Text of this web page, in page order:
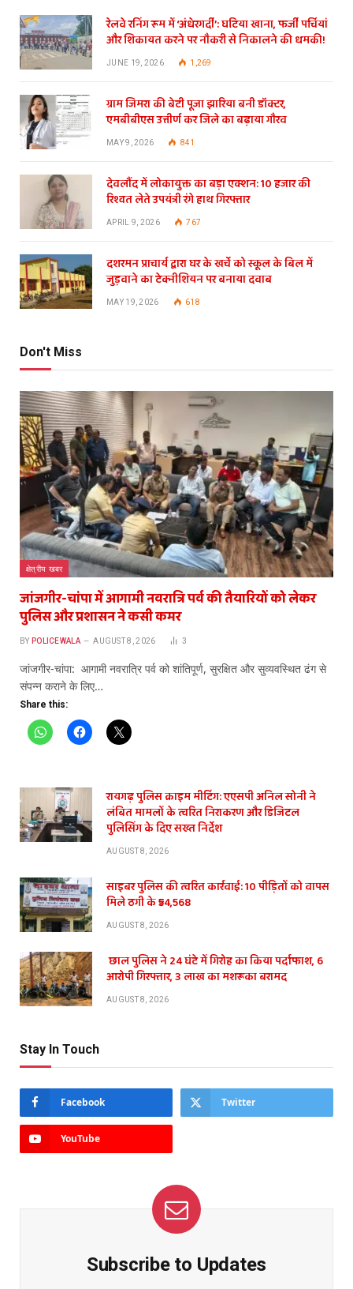
रेलवे रनिंग रूम में ‘अंधेरगर्दी’: घटिया खाना, फर्जी पर्चियां
और शिकायत करने पर नौकरी से निकालने की धमकी!
JUNE 19, 2026 1,269
ग्राम जिमरा की बेटी पूजा झारिया बनी डॉक्टर,
एमबीबीएस उत्तीर्ण कर जिले का बढ़ाया गौरव
MAY 9, 2026 841
देवलौंद में लोकायुक्त का बड़ा एक्शन: 10 हजार की
रिश्वत लेते उपयंत्री रंगे हाथ गिरफ्तार
APRIL 9, 2026 767
दशरमन प्राचार्य द्वारा घर के खर्चे को स्कूल के बिल में
जुड़वाने का टेक्नीशियन पर बनाया दवाब
MAY 19, 2026 618
Don't Miss
क्षेत्रीय खबर
जांजगीर-चांपा में आगामी नवरात्रि पर्व की तैयारियों को लेकर
पुलिस और प्रशासन ने कसी कमर
BY POLICEWALA AUGUST 8, 2026 3
​जांजगीर-चांपा: आगामी नवरात्रि पर्व को शांतिपूर्ण, सुरक्षित और सुव्यवस्थित ढंग से
संपन्न कराने के लिए…
Share this:
रायगढ़ पुलिस क्राइम मीटिंग: एएसपी अनिल सोनी ने
लंबित मामलों के त्वरित निराकरण और डिजिटल
पुलिसिंग के दिए सख्त निर्देश
AUGUST 8, 2026
साइबर पुलिस की त्वरित कार्रवाई: 10 पीड़ितों को वापस
मिले ठगी के ₹54,568
AUGUST 8, 2026
छाल पुलिस ने 24 घंटे में गिरोह का किया पर्दाफाश, 6
आरोपी गिरफ्तार, 3 लाख का मशरूका बरामद
AUGUST 8, 2026
Stay In Touch
Facebook Twitter
YouTube
Subscribe to Updates